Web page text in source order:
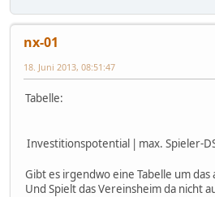
nx-01
18. Juni 2013, 08:51:47
Tabelle:
Investitionspotential | max. Spieler-
Gibt es irgendwo eine Tabelle um das
Und Spielt das Vereinsheim da nicht